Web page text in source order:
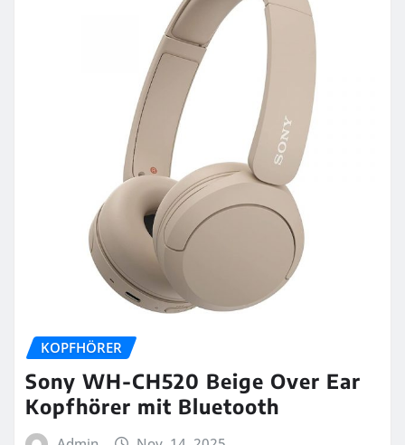
KOPFHÖRER
Sony WH-CH520 Beige Over Ear
Kopfhörer mit Bluetooth